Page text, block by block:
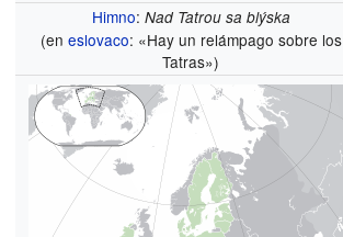
Himno: Nad Tatrou sa blýska
(en eslovaco: «Hay un relámpago sobre los
Tatras»)